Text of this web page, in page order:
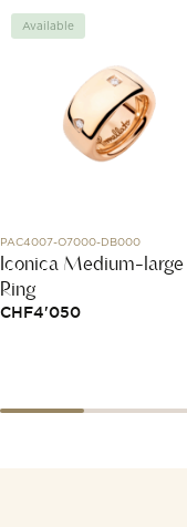
Available
PAC4007-O7000-DB000
Iconica Medium-large
Ring
CHF4'050